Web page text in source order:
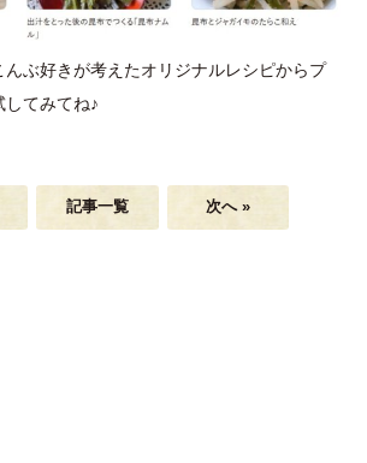
んぶ好きが考えたオリジナルレシピからプ
してみてね♪
記事一覧 次へ »